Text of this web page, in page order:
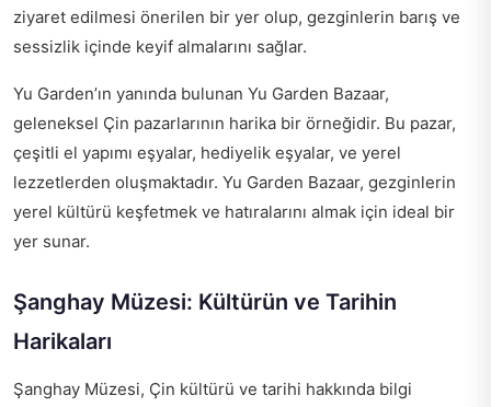
ziyaret edilmesi önerilen bir yer olup, gezginlerin barış ve
sessizlik içinde keyif almalarını sağlar.
Yu Garden’ın yanında bulunan Yu Garden Bazaar,
geleneksel Çin pazarlarının harika bir örneğidir. Bu pazar,
çeşitli el yapımı eşyalar, hediyelik eşyalar, ve yerel
lezzetlerden oluşmaktadır. Yu Garden Bazaar, gezginlerin
yerel kültürü keşfetmek ve hatıralarını almak için ideal bir
yer sunar.
Şanghay Müzesi: Kültürün ve Tarihin
Harikaları
Şanghay Müzesi, Çin kültürü ve tarihi hakkında bilgi